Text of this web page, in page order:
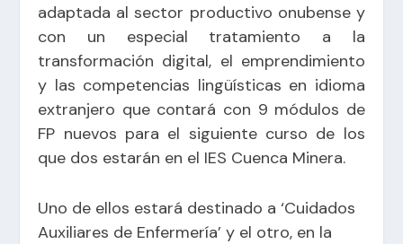
adaptada al sector productivo onubense y
con un especial tratamiento a la
transformación digital, el emprendimiento
y las competencias lingüísticas en idioma
extranjero que contará con 9 módulos de
FP nuevos para el siguiente curso de los
que dos estarán en el IES Cuenca Minera.
Uno de ellos estará destinado a ‘Cuidados
Auxiliares de Enfermería’ y el otro, en la